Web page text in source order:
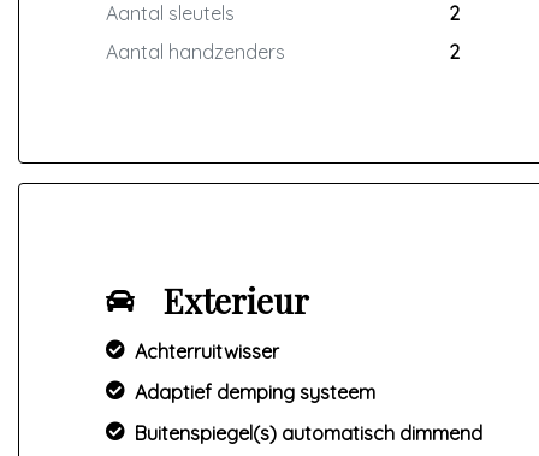
Aantal sleutels
2
Aantal handzenders
2
Exterieur
Achterruitwisser
Adaptief demping systeem
Buitenspiegel(s) automatisch dimmend